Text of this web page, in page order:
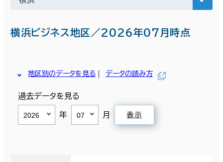
横浜ビジネス地区／2026年07月時点
地区別のデータを見る データの読み方
過去データを見る
年 月 表示